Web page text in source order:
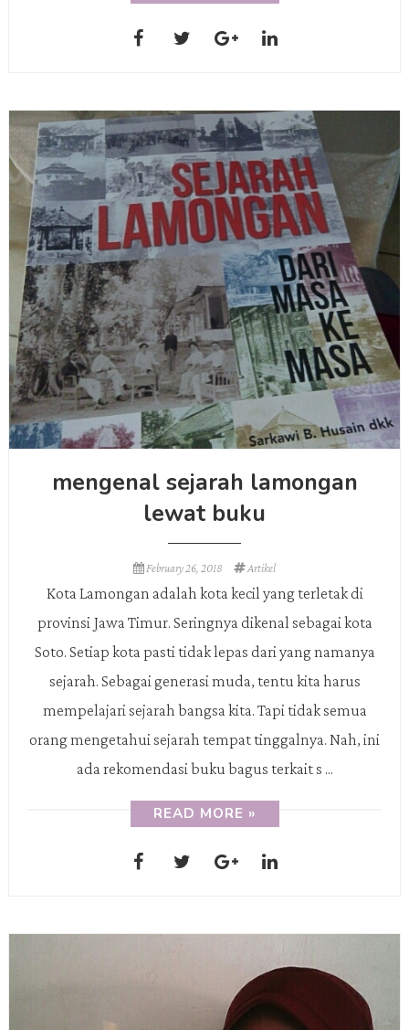
mengenal sejarah lamongan
lewat buku
February 26, 2018 Artikel
Kota Lamongan adalah kota kecil yang terletak di
provinsi Jawa Timur. Seringnya dikenal sebagai kota
Soto. Setiap kota pasti tidak lepas dari yang namanya
sejarah. Sebagai generasi muda, tentu kita harus
mempelajari sejarah bangsa kita. Tapi tidak semua
orang mengetahui sejarah tempat tinggalnya. Nah, ini
ada rekomendasi buku bagus terkait s ...
READ MORE »